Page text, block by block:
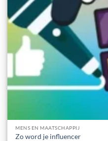
MENS EN MAATSCHAPPIJ
Zo word je influencer